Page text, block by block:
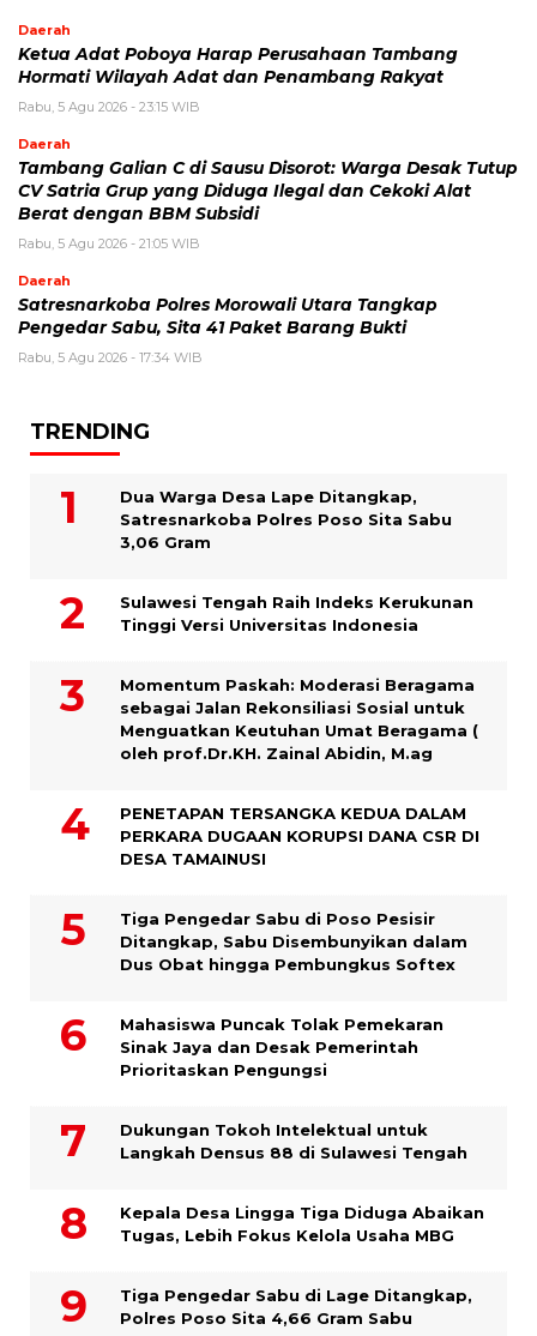
Daerah
Ketua Adat Poboya Harap Perusahaan Tambang
Hormati Wilayah Adat dan Penambang Rakyat
Rabu, 5 Agu 2026 - 23:15 WIB
Daerah
Tambang Galian C di Sausu Disorot: Warga Desak Tutup
CV Satria Grup yang Diduga Ilegal dan Cekoki Alat
Berat dengan BBM Subsidi
Rabu, 5 Agu 2026 - 21:05 WIB
Daerah
Satresnarkoba Polres Morowali Utara Tangkap
Pengedar Sabu, Sita 41 Paket Barang Bukti
Rabu, 5 Agu 2026 - 17:34 WIB
TRENDING
Dua Warga Desa Lape Ditangkap,
Satresnarkoba Polres Poso Sita Sabu
3,06 Gram
Sulawesi Tengah Raih Indeks Kerukunan
Tinggi Versi Universitas Indonesia
Momentum Paskah: Moderasi Beragama
sebagai Jalan Rekonsiliasi Sosial untuk
Menguatkan Keutuhan Umat Beragama (
oleh prof.Dr.KH. Zainal Abidin, M.ag
PENETAPAN TERSANGKA KEDUA DALAM
PERKARA DUGAAN KORUPSI DANA CSR DI
DESA TAMAINUSI
Tiga Pengedar Sabu di Poso Pesisir
Ditangkap, Sabu Disembunyikan dalam
Dus Obat hingga Pembungkus Softex
Mahasiswa Puncak Tolak Pemekaran
Sinak Jaya dan Desak Pemerintah
Prioritaskan Pengungsi
Dukungan Tokoh Intelektual untuk
Langkah Densus 88 di Sulawesi Tengah
Kepala Desa Lingga Tiga Diduga Abaikan
Tugas, Lebih Fokus Kelola Usaha MBG
Tiga Pengedar Sabu di Lage Ditangkap,
Polres Poso Sita 4,66 Gram Sabu